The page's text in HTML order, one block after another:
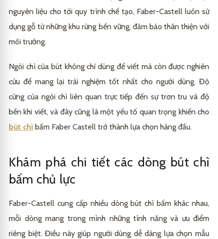
nguyên liệu cho tới quy trình chế tạo, Faber-Castell luôn sử
dụng gỗ từ những khu rừng bền vững, đảm bảo thân thiện với
môi trường.
Ngòi chì của bút không chỉ dùng để viết mà còn được nghiên
cứu để mang lại trải nghiệm tốt nhất cho người dùng. Độ
cứng của ngòi chì liên quan trực tiếp đến sự trơn tru và độ
bền khi viết, và đây cũng là một yếu tố quan trọng khiến cho
bút chì bấm Faber Castell trở thành lựa chọn hàng đầu.
Khám phá chi tiết các dòng bút chì
bấm chủ lực
Faber-Castell cung cấp nhiều dòng bút chì bấm khác nhau,
mỗi dòng mang trong mình những tính năng và ưu điểm
riêng biệt. Điều này giúp người dùng dễ dàng lựa chọn mẫu